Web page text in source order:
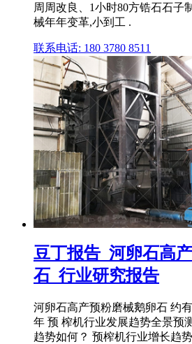
周周改良、1小时80方锆石石子
械年年变革,小到工 .
联系电话: 180 3780 8511
豆丁报告_河卵石高
石_行业研究报告
河卵石高产预粉磨械鹅卵石 约
年 预 榨机行业发展趋势全景预
趋势如何？ 预榨机行业增长趋